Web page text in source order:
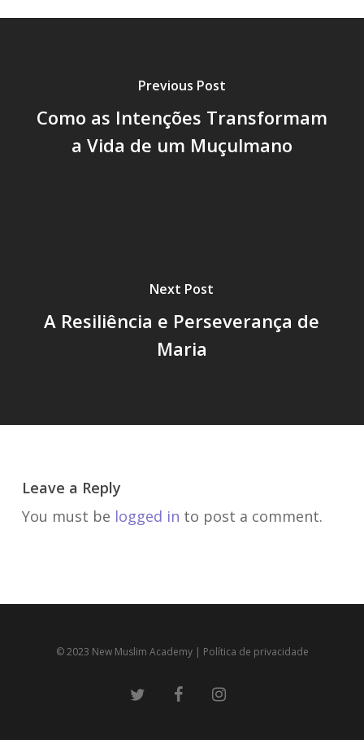
Previous Post
Como as Intenções Transformam
a Vida de um Muçulmano
Next Post
A Resiliência e Perseverança de
Maria
Leave a Reply
You must be logged in to post a comment.
© 2023 New Muslim Academy | Política de privacidade
twitter facebookinstagram